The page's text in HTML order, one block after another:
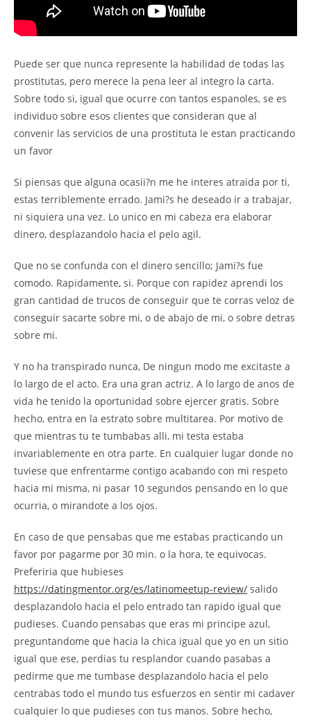
Puede ser que nunca represente la habilidad de todas las
prostitutas, pero merece la pena leer al integro la carta.
Sobre todo si, igual que ocurre con tantos espanoles, se es
individuo sobre esos clientes que consideran que al
convenir las servicios de una prostituta le estan practicando
un favor
Si piensas que alguna ocasii?n me he interes atraida por ti,
estas terriblemente errado. Jami?s he deseado ir a trabajar,
ni siquiera una vez. Lo unico en mi cabeza era elaborar
dinero, desplazandolo hacia el pelo agil.
Que no se confunda con el dinero sencillo; Jami?s fue
comodo. Rapidamente, si. Porque con rapidez aprendi los
gran cantidad de trucos de conseguir que te corras veloz de
conseguir sacarte sobre mi, o de abajo de mi, o sobre detras
sobre mi.
Y no ha transpirado nunca, De ningun modo me excitaste a
lo largo de el acto. Era una gran actriz. A lo largo de anos de
vida he tenido la oportunidad sobre ejercer gratis. Sobre
hecho, entra en la estrato sobre multitarea. Por motivo de
que mientras tu te tumbabas alli, mi testa estaba
invariablemente en otra parte. En cualquier lugar donde no
tuviese que enfrentarme contigo acabando con mi respeto
hacia mi misma, ni pasar 10 segundos pensando en lo que
ocurria, o mirandote a los ojos.
En caso de que pensabas que me estabas practicando un
favor por pagarme por 30 min. o la hora, te equivocas.
Preferiria que hubieses
https://datingmentor.org/es/latinomeetup-review/ salido
desplazandolo hacia el pelo entrado tan rapido igual que
pudieses. Cuando pensabas que eras mi principe azul,
preguntandome que hacia la chica igual que yo en un sitio
igual que ese, perdias tu resplandor cuando pasabas a
pedirme que me tumbase desplazandolo hacia el pelo
centrabas todo el mundo tus esfuerzos en sentir mi cadaver
cualquier lo que pudieses con tus manos. Sobre hecho,